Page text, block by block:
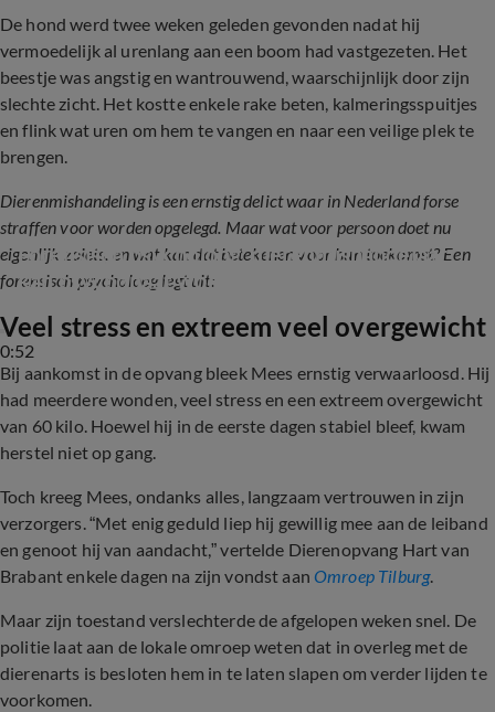
De hond werd twee weken geleden gevonden nadat hij
vermoedelijk al urenlang aan een boom had vastgezeten. Het
beestje was angstig en wantrouwend, waarschijnlijk door zijn
slechte zicht. Het kostte enkele rake beten, kalmeringsspuitjes
en flink wat uren om hem te vangen en naar een veilige plek te
brengen.
Dierenmishandeling is een ernstig delict waar in Nederland forse
straffen voor worden opgelegd. Maar wat voor persoon doet nu
eigenlijk zoiets, en wat kan dat betekenen voor hun toekomst? Een
forensisch psycholoog legt uit:
0:52
Forensisch psycholoog: dierenmishandelaar
kan psychopaat worden
Veel stress en extreem veel overgewicht
Bij aankomst in de opvang bleek Mees ernstig verwaarloosd. Hij
had meerdere wonden, veel stress en een extreem overgewicht
van 60 kilo. Hoewel hij in de eerste dagen stabiel bleef, kwam
herstel niet op gang.
Toch kreeg Mees, ondanks alles, langzaam vertrouwen in zijn
verzorgers. “Met enig geduld liep hij gewillig mee aan de leiband
en genoot hij van aandacht,” vertelde Dierenopvang Hart van
Brabant enkele dagen na zijn vondst aan Omroep Tilburg.
Maar zijn toestand verslechterde de afgelopen weken snel. De
politie laat aan de lokale omroep weten dat in overleg met de
dierenarts is besloten hem in te laten slapen om verder lijden te
voorkomen.